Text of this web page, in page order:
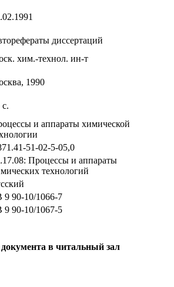
диссертаций
хим.-технол. ин-т
1990
с.
и аппараты химической
51-02-5-05,0
Процессы и аппараты
технологий
9 90-10/1066-7
9 90-10/1067-5
в читальный зал